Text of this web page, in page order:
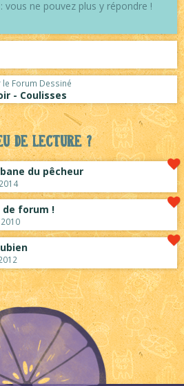
vous ne pouvez plus y répondre !
le Forum Dessiné
- Coulisses
de lecture ?
du pêcheur
de forum !